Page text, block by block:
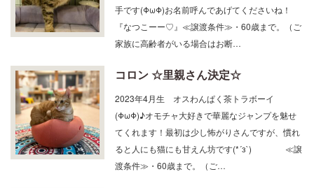
手です(ΦωΦ)お名前呼んであげてくださいね！
『なつこーー♡』≪譲渡条件≫・60歳まで。（ご
家族に高齢者がいる場合はお断…
コロン ☆里親さん決定☆
2023年4月生 オスわんぱく茶トラボーイ
(ΦωΦ)♪オモチャ大好きで華麗なジャンプを魅せ
てくれます！最初は少し怖がりさんですが、慣れ
ると人にも猫にも甘えん坊です(*´з`) ≪譲
渡条件≫・60歳まで。（ご…